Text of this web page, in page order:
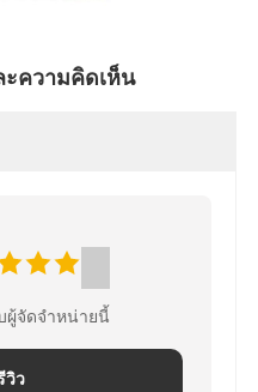
ความคิดเห็น
ผู้จัดจําหน่ายนี้
วิว